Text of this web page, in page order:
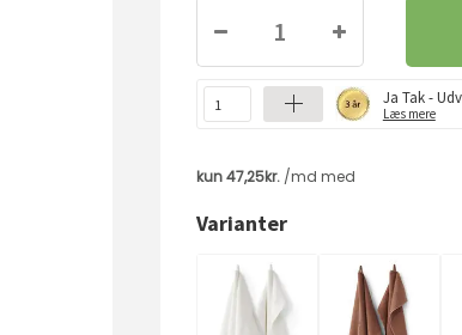
Ja Tak -
Læs mere
Varianter